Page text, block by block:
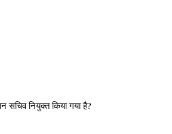
सचिव नियुक्त किया गया है?